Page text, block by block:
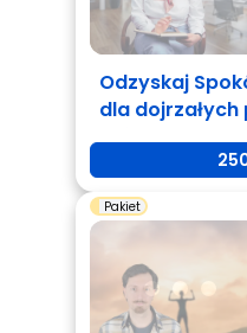
Odzyskaj
dla
którzy są
Pakiet